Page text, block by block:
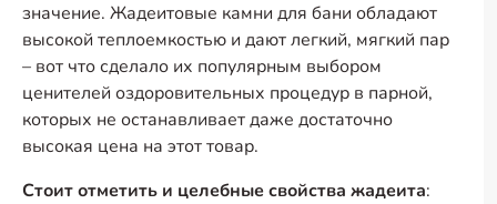
значение. Жадеитовые камни для бани обладают
высокой теплоемкостью и дают легкий, мягкий пар
– вот что сделало их популярным выбором
ценителей оздоровительных процедур в парной,
которых не останавливает даже достаточно
высокая цена на этот товар.
Стоит отметить и целебные свойства жадеита: